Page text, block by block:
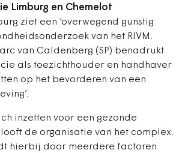
Limburg en Chemelot
ziet een ‘overwegend gunstig
van het RIVM.
van Caldenberg (SP) benadrukt
als toezichthouder en handhaver
op het bevorderen van een
inzetten voor een gezonde
de organisatie van het complex.
hierbij door meerdere factoren